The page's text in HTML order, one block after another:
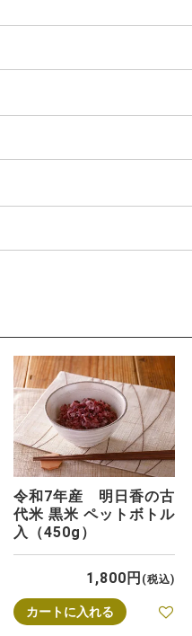
令和7年産 明日香の古
代米 黒米 ペットボトル
入（450g）
1,800 税込
カートに入れる